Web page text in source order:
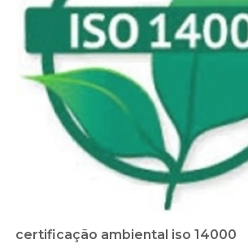
certificação ambiental iso 14000